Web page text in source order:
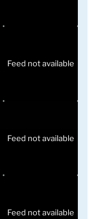
Feed not available
Feed not available
Feed not available